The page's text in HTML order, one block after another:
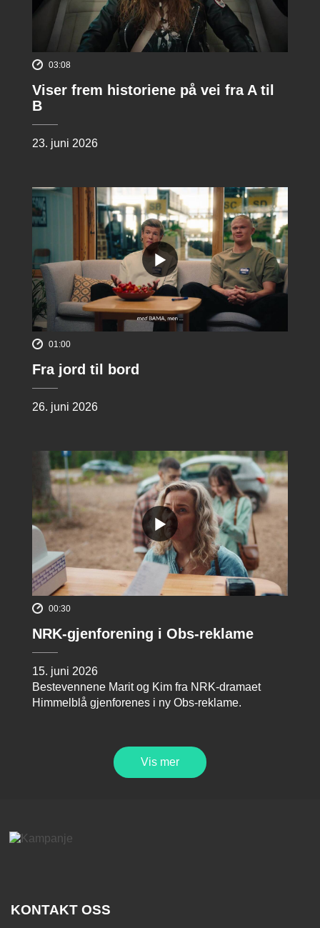
03:08
Viser frem historiene på vei fra A til
B
23. juni 2026
01:00
Fra jord til bord
26. juni 2026
00:30
NRK-gjenforening i Obs-reklame
15. juni 2026
Bestevennene Marit og Kim fra NRK-dramaet
Himmelblå gjenforenes i ny Obs-reklame.
Vis mer
KONTAKT OSS